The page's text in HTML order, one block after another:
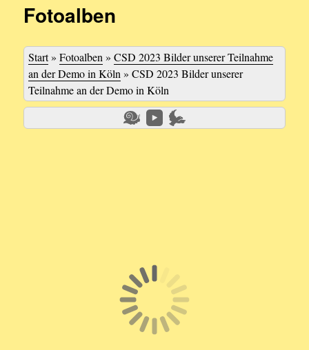
Fotoalben
Start»Fotoalben »CSD 2023 Bilder unserer Teilnahme
an der Demo in Köln »CSD 2023 Bilder unserer
Teilnahme an der Demo in Köln